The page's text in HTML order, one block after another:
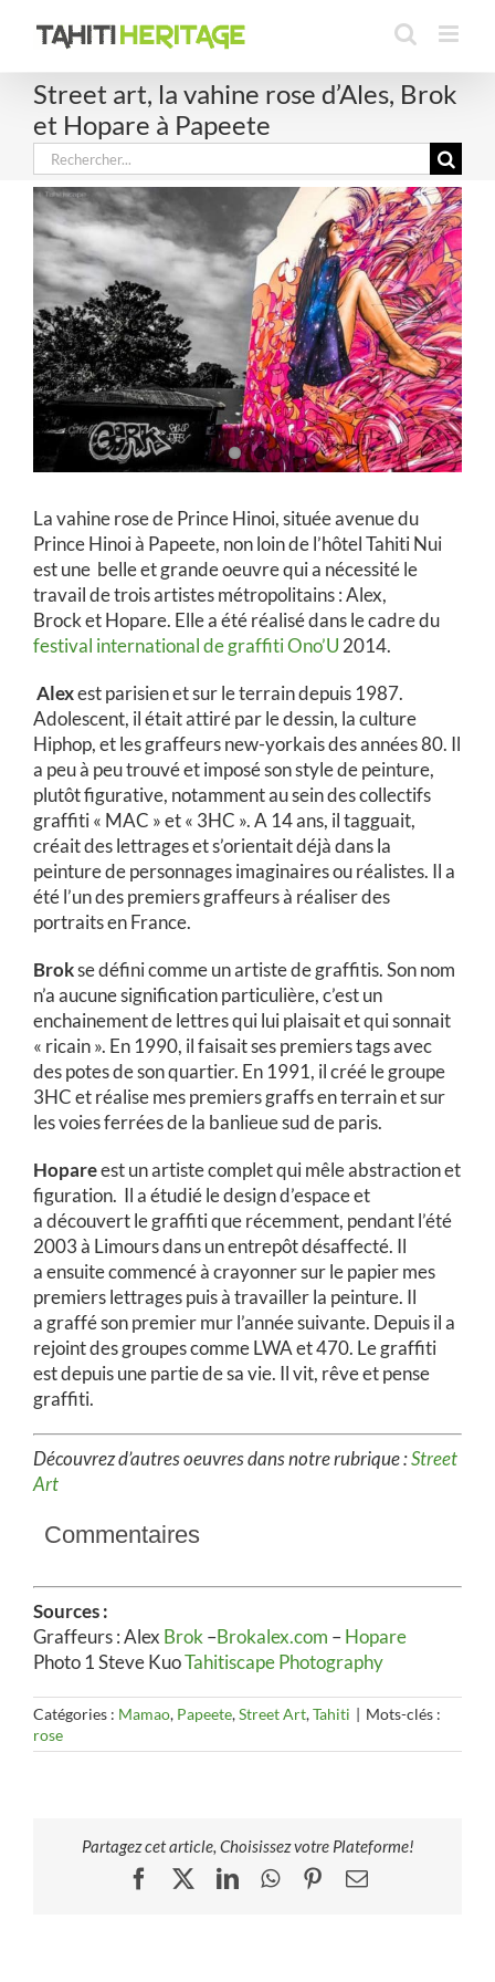
Street art, la vahine rose d’Ales, Brok
et Hopare à Papeete
Rechercher:
La vahine rose de Prince Hinoi, située avenue du
Prince Hinoi à Papeete, non loin de l’hôtel Tahiti Nui
est une belle et grande oeuvre qui a nécessité le
travail de trois artistes métropolitains : Alex,
Brock et Hopare. Elle a été réalisé dans le cadre du
festival international de graffiti Ono’U 2014.
Alexest parisien et sur le terrain depuis 1987.
Adolescent, il était attiré par le dessin, la culture
Hiphop, et les graffeurs new-yorkais des années 80. Il
a peu à peu trouvé et imposé son style de peinture,
plutôt figurative, notamment au sein des collectifs
graffiti « MAC » et « 3HC ». A 14 ans, il tagguait,
créait des lettrages et s’orientait déjà dans la
peinture de personnages imaginaires ou réalistes. Il a
été l’un des premiers graffeurs à réaliser des
portraits en France.
Brokse défini comme un artiste de graffitis. Son nom
n’a aucune signification particulière, c’est un
enchainement de lettres qui lui plaisait et qui sonnait
« ricain ». En 1990, il faisait ses premiers tags avec
des potes de son quartier. En 1991, il créé le groupe
3HC et réalise mes premiers graffs en terrain et sur
les voies ferrées de la banlieue sud de paris.
Hopareest un artiste complet qui mêle abstraction et
figuration. Il a étudié le design d’espace et
a découvert le graffiti que récemment, pendant l’été
2003 à Limours dans un entrepôt désaffecté. Il
a ensuite commencé à crayonner sur le papier mes
premiers lettrages puis à travailler la peinture. Il
a graffé son premier mur l’année suivante. Depuis il a
rejoint des groupes comme LWA et 470. Le graffiti
est depuis une partie de sa vie. Il vit, rêve et pense
graffiti.
Découvrez d’autres oeuvres dans notre rubrique :Street
Art
Commentaires
Sources :
Graffeurs : Alex Brok –Brokalex.com –Hopare
Photo 1 Steve KuoTahitiscape Photography
Catégories : Mamao, Papeete,Street Art,Tahiti | Mots-clés :
rose
Partagez cet article, Choisissez votre Plateforme!
FacebookLinkedInWhatsApp
Pinterest
Email